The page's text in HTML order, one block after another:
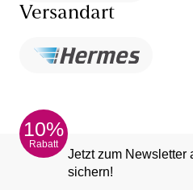
Versandart
10%
Rabatt
Jetzt zum Newsletter
sichern!